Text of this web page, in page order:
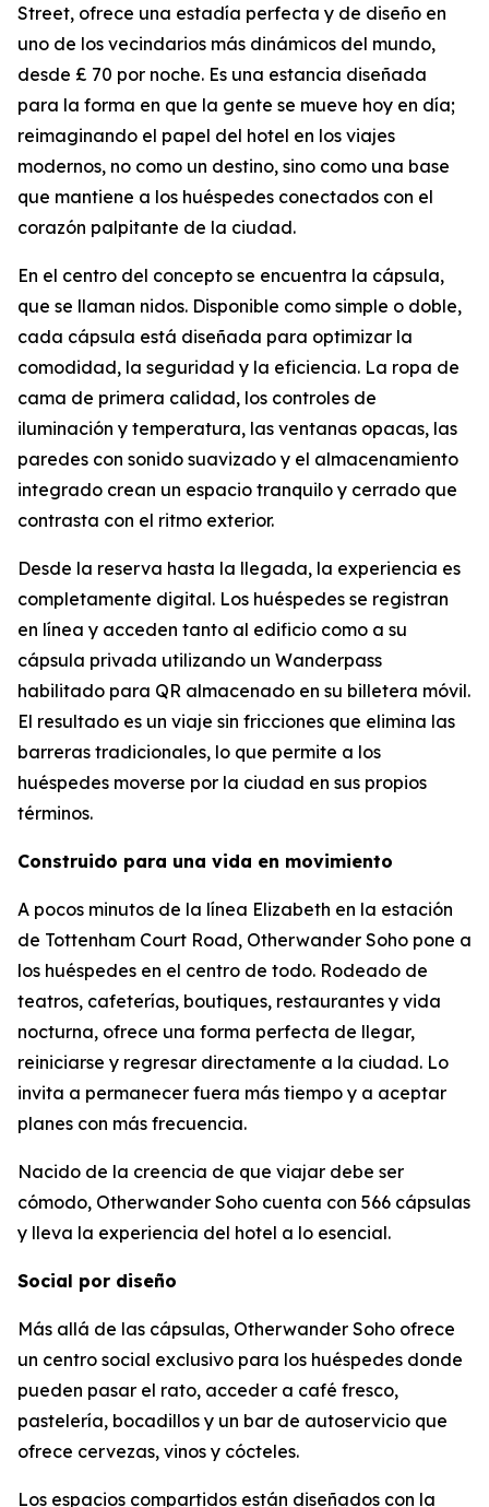
Street, ofrece una estadía perfecta y de diseño en
uno de los vecindarios más dinámicos del mundo,
desde £ 70 por noche. Es una estancia diseñada
para la forma en que la gente se mueve hoy en día;
reimaginando el papel del hotel en los viajes
modernos, no como un destino, sino como una base
que mantiene a los huéspedes conectados con el
corazón palpitante de la ciudad.
En el centro del concepto se encuentra la cápsula,
que se llaman nidos. Disponible como simple o doble,
cada cápsula está diseñada para optimizar la
comodidad, la seguridad y la eficiencia. La ropa de
cama de primera calidad, los controles de
iluminación y temperatura, las ventanas opacas, las
paredes con sonido suavizado y el almacenamiento
integrado crean un espacio tranquilo y cerrado que
contrasta con el ritmo exterior.
Desde la reserva hasta la llegada, la experiencia es
completamente digital. Los huéspedes se registran
en línea y acceden tanto al edificio como a su
cápsula privada utilizando un Wanderpass
habilitado para QR almacenado en su billetera móvil.
El resultado es un viaje sin fricciones que elimina las
barreras tradicionales, lo que permite a los
huéspedes moverse por la ciudad en sus propios
términos.
Construido para una vida en movimiento
A pocos minutos de la línea Elizabeth en la estación
de Tottenham Court Road, Otherwander Soho pone a
los huéspedes en el centro de todo. Rodeado de
teatros, cafeterías, boutiques, restaurantes y vida
nocturna, ofrece una forma perfecta de llegar,
reiniciarse y regresar directamente a la ciudad. Lo
invita a permanecer fuera más tiempo y a aceptar
planes con más frecuencia.
Nacido de la creencia de que viajar debe ser
cómodo, Otherwander Soho cuenta con 566 cápsulas
y lleva la experiencia del hotel a lo esencial.
Social por diseño
Más allá de las cápsulas, Otherwander Soho ofrece
un centro social exclusivo para los huéspedes donde
pueden pasar el rato, acceder a café fresco,
pastelería, bocadillos y un bar de autoservicio que
ofrece cervezas, vinos y cócteles.
Los espacios compartidos están diseñados con la